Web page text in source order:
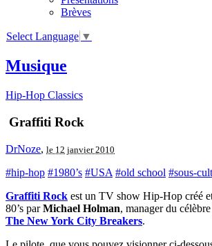
Brèves
Select Language ▼
Musique
Hip-Hop Classics
Graffiti Rock
DrNoze, le 12 janvier 2010
#hip-hop #1980’s #USA #old school #sous-
Graffiti Rock est un TV show Hip-Hop créé
80’s parMichael Holman, manager du
The New York City Breakers.